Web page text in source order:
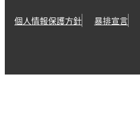
個人情報保護方針 暴排宣言